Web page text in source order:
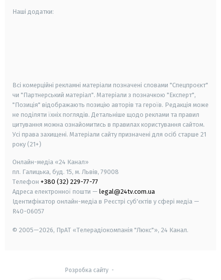
Наші додатки:
Всі комерційні рекламні матеріали позначені словами "Спецпроєкт"
чи "Партнерський матеріал". Матеріали з позначкою "Експерт",
"Позиція" відображають позицію авторів та героїв. Редакція може
не поділяти їхніх поглядів. Детальніше щодо реклами та правил
цитування можна ознайомитись в правилах користування сайтом.
Усі права захищені. Матеріали сайту призначені для осіб старше 21
року (21+)
Онлайн-медіа «24 Канал»
пл. Галицька, буд. 15, м. Львів, 79008
Телефон +380 (32) 229-77-77
Адреса електронної пошти — legal@24tv.com.ua
Ідентифікатор онлайн-медіа в Реєстрі суб'єктів у сфері медіа —
R40-06057
© 2005—2026, ПрАТ «Телерадіокомпанія "Люкс"», 24 Канал.
Розробка сайту-